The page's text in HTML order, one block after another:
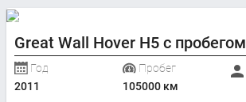
Great Wall Hover H5 с пробегом
Год
2011
Пробег
105000 км